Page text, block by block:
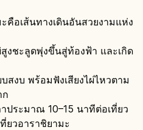
คือเส้นทางเดินอันสวยงามแห่ง
งชะลูดพุ่งขึ้นสู่ท้องฟ้า และเกิด
สงบ พร้อมฟังเสียงไผ่ไหวตาม
ก
ประมาณ 10–15 นาทีต่อเที่ยว
ยวอาราชิยามะ